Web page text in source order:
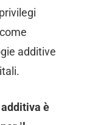
additive
è